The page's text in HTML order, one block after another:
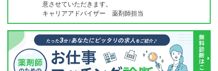
意させていただきます。
キャリアアドバイザー 薬剤師担当